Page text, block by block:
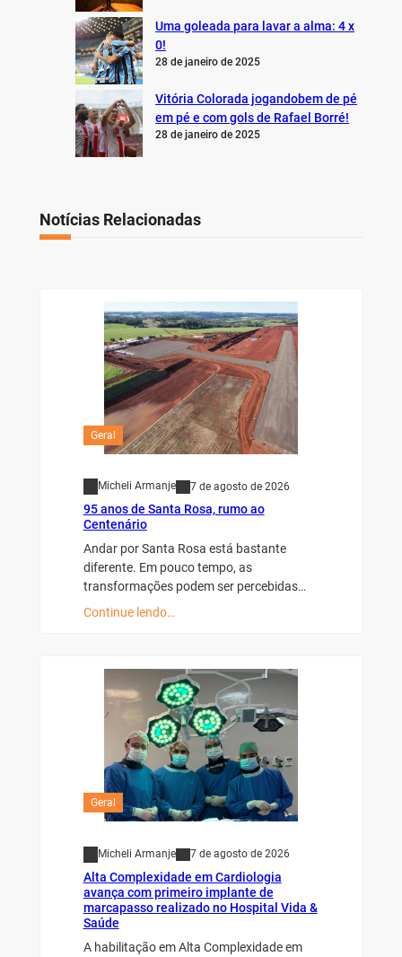
Uma goleada para lavar a alma: 4 x
0!
28 de janeiro de 2025
Vitória Colorada jogandobem de pé
em pé e com gols de Rafael Borré!
28 de janeiro de 2025
Notícias Relacionadas
Geral
Micheli Armanje 7 de agosto de 2026
95 anos de Santa Rosa, rumo ao
Centenário
Andar por Santa Rosa está bastante
diferente. Em pouco tempo, as
transformações podem ser percebidas…
Continue lendo…
Geral
Micheli Armanje 7 de agosto de 2026
Alta Complexidade em Cardiologia
avança com primeiro implante de
marcapasso realizado no Hospital Vida &
Saúde
A habilitação em Alta Complexidade em